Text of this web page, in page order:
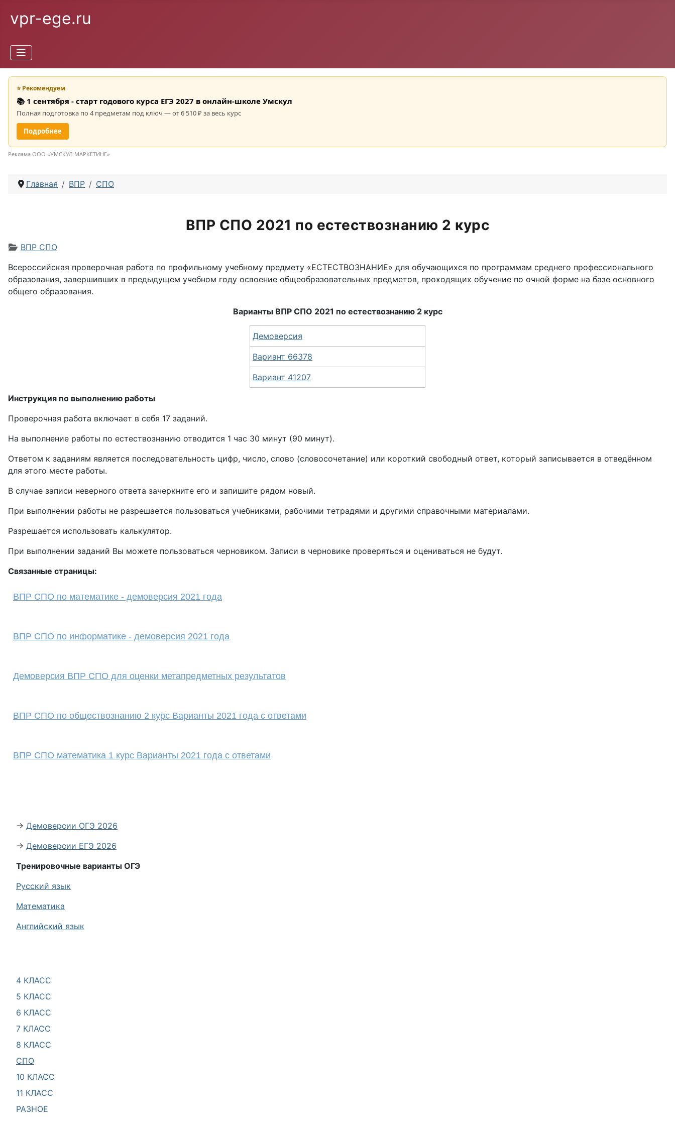
vpr-ege.ru
4 КЛАСС
5 КЛАСС
6 КЛАСС
7 КЛАСС
8 КЛАСС
СПО
10 КЛАСС
11 КЛАСС
РАЗНОЕ
⭐ Рекомендуем
📚 1 сентября - старт годового курса ЕГЭ 2027 в онлайн-школе Умскул
Полная подготовка по 4 предметам под ключ — от 6 510 ₽ за весь курс
Подробнее
Реклама ООО «УМСКУЛ МАРКЕТИНГ»
Главная ВПР СПО
ВПР СПО 2021 по естествознанию 2 курс
Информация о материале
ВПР СПО
Всероссийская проверочная работа по профильному учебному предмету «ЕСТЕСТВОЗНАНИЕ» для обучающихся по программам среднего профессионального
образования, завершивших в предыдущем учебном году освоение общеобразовательных предметов, проходящих обучение по очной форме на базе основного
общего образования.
Варианты ВПР СПО 2021 по естествознанию 2 курс
Демоверсия
Вариант 66378
Вариант 41207
Инструкция по выполнению работы
Проверочная работа включает в себя 17 заданий.
На выполнение работы по естествознанию отводится 1 час 30 минут (90 минут).
Ответом к заданиям является последовательность цифр, число, слово (словосочетание) или короткий свободный ответ, который записывается в отведённом
для этого месте работы.
В случае записи неверного ответа зачеркните его и запишите рядом новый.
При выполнении работы не разрешается пользоваться учебниками, рабочими тетрадями и другими справочными материалами.
Разрешается использовать калькулятор.
При выполнении заданий Вы можете пользоваться черновиком. Записи в черновике проверяться и оцениваться не будут.
Связанные страницы:
ВПР СПО по математике - демоверсия 2021 года
ВПР СПО по информатике - демоверсия 2021 года
Демоверсия ВПР СПО для оценки метапредметных результатов
ВПР СПО по обществознанию 2 курс Варианты 2021 года с ответами
ВПР СПО математика 1 курс Варианты 2021 года с ответами
→ Демоверсии ОГЭ 2026
→ Демоверсии ЕГЭ 2026
Тренировочные варианты ОГЭ
Русский язык
Математика
Английский язык